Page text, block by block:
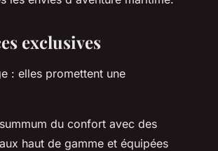
exclusives
: elles promettent une
du confort avec des
haut de gamme et équipées